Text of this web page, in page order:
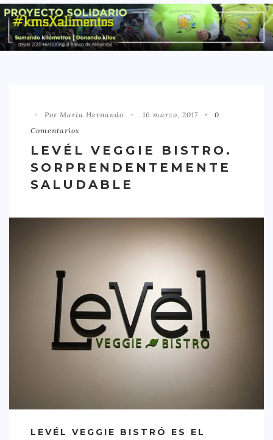
DISTRITO CHAMARTÍN
DISTRITO CHAMBERÍ
DISTRITO HORTALEZA
DISTRITO RETIRO
OTROS
CARNES
CREATIVA
DULCE
FUSIÓN
Por Maria Hernando 16 marzo, 2017
0
Comentarios
LEVÉL VEGGIE BISTRO.
SORPRENDENTEMENTE
SALUDABLE
LEVÉL VEGGIE BISTRÓ ES EL